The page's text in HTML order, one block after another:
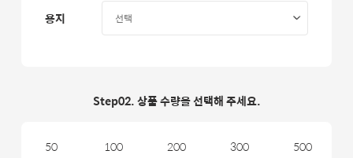
용지
Step02. 상품 수량을 선택해 주세요.
50 100 200 300 500